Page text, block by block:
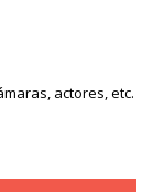
actores, etc.